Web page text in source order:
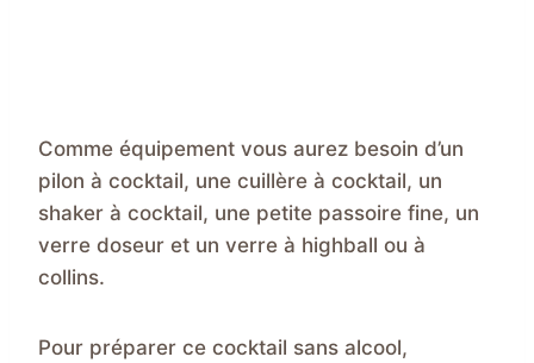
Comme équipement vous aurez besoin d’un
pilon à cocktail, une cuillère à cocktail, un
shaker à cocktail, une petite passoire fine, un
verre doseur et un verre à highball ou à
collins.
Pour préparer ce cocktail sans alcool,